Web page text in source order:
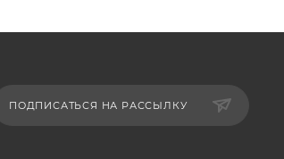
ПОДПИСАТЬСЯ НА РАССЫЛКУ